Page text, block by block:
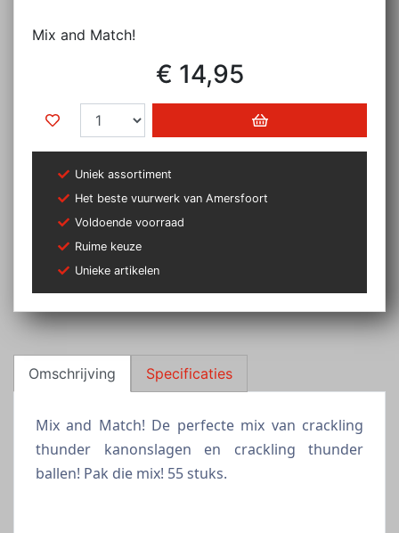
Mix and Match!
€ 14,95
Uniek assortiment
Het beste vuurwerk van Amersfoort
Voldoende voorraad
Ruime keuze
Unieke artikelen
Omschrijving Specificaties
Mix and Match! De perfecte mix van crackling
thunder kanonslagen en crackling thunder
ballen! Pak die mix! 55 stuks.